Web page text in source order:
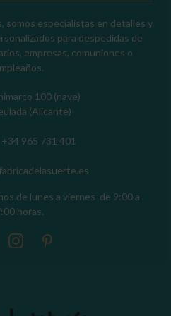
somos especialistas en detalles y
para despedidas de
empresas, comuniones o
100 (nave)
(Alicante)
965 731 401
de lunes a viernes de 9:00 a
horas.